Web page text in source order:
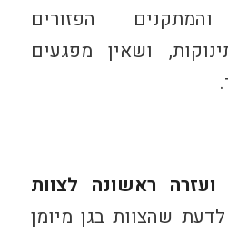
הפזורים
ושאין מפגעים
ראשונה לצוות
שהצוות בגן מיומן